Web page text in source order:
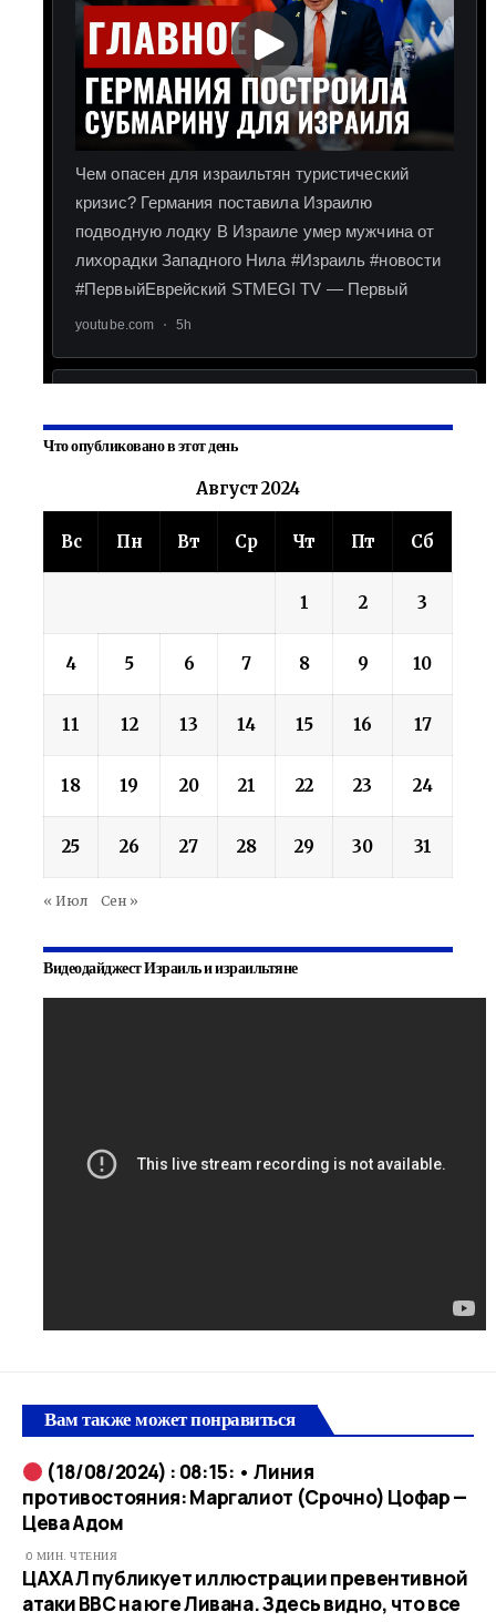
Что опубликовано в этот день
Август 2024
Вс Пн Вт Ср Чт Пт Сб
1 2 3
4 5 6 7 8 9 10
11 12 13 14 15 16 17
18 19 20 21 22 23 24
25 26 27 28 29 30 31
« Июл Сен »
Видеодайджест Израиль и израильтяне
Вам также может понравиться
(18/08/2024) : 08:15: • Линия
противостояния: Маргалиот (Срочно) Цофар —
Цева Адом
0 МИН. ЧТЕНИЯ
ЦАХАЛ публикует иллюстрации превентивной
атаки ВВС на юге Ливана. Здесь видно, что все